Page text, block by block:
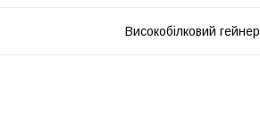
Високобілковий гейнер